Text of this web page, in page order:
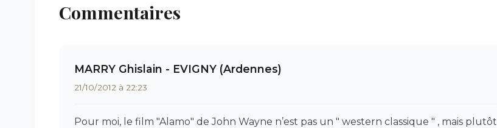
Commentaires
MARRY Ghislain - EVIGNY (Ardennes)
21/10/2012 à 22:23
Pour moi, le film "Alamo" de John Wayne n’est pas un " western classique " , mais plutôt